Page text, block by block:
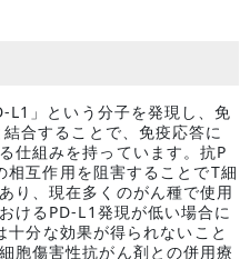
L1」という分子を発現し、免
合することで、免疫応答に
仕組みを持っています。抗P
互作用を阻害することでT細
り、現在多くのがん種で使用
けるPD-L1発現が低い場合に
分な効果が得られないこと
胞傷害性抗がん剤との併用療